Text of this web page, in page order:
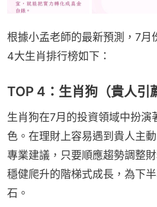
根據小孟老師的最新預測，7月
4大生肖排行榜如下：
TOP 4：生肖狗（貴人引
生肖狗在7月的投資領域中扮演
色。在理財上容易遇到貴人主
專業建議，只要順應趨勢調整
穩健爬升的階梯式成長，為下
石。